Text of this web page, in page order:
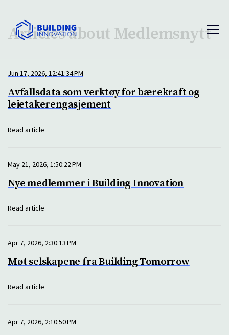
Articles about Medlemsnytt
Jun 17, 2026, 12:41:34 PM
Avfallsdata som verktøy for bærekraft og
leietakerengasjement
Read article
May 21, 2026, 1:50:22 PM
Nye medlemmer i Building Innovation
Read article
Apr 7, 2026, 2:30:13 PM
Møt selskapene fra Building Tomorrow
Read article
Apr 7, 2026, 2:10:50 PM